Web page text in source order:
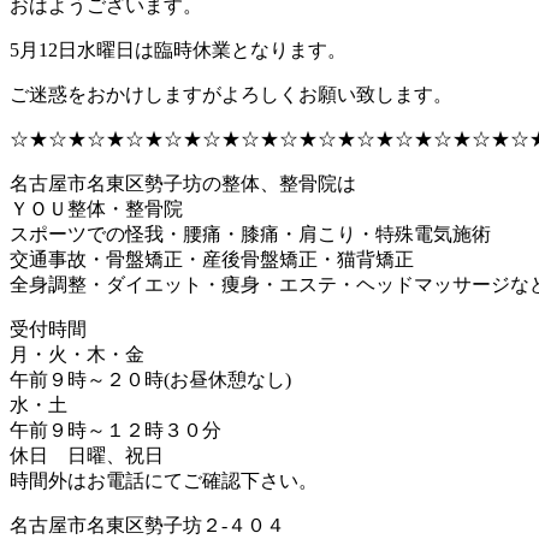
おはようございます。
5月12日水曜日は臨時休業となります。
ご迷惑をおかけしますがよろしくお願い致します。
名古屋市名東区勢子坊の整体、整骨院は
ＹＯＵ整体・整骨院
スポーツでの怪我・腰痛・膝痛・肩こり・特殊電気施術
交通事故・骨盤矯正・産後骨盤矯正・猫背矯正
全身調整・ダイエット・痩身・エステ・ヘッドマッサージな
受付時間
月・火・木・金
午前９時～２０時(お昼休憩なし)
水・土
午前９時～１２時３０分
休日 日曜、祝日
時間外はお電話にてご確認下さい。
名古屋市名東区勢子坊２-４０４